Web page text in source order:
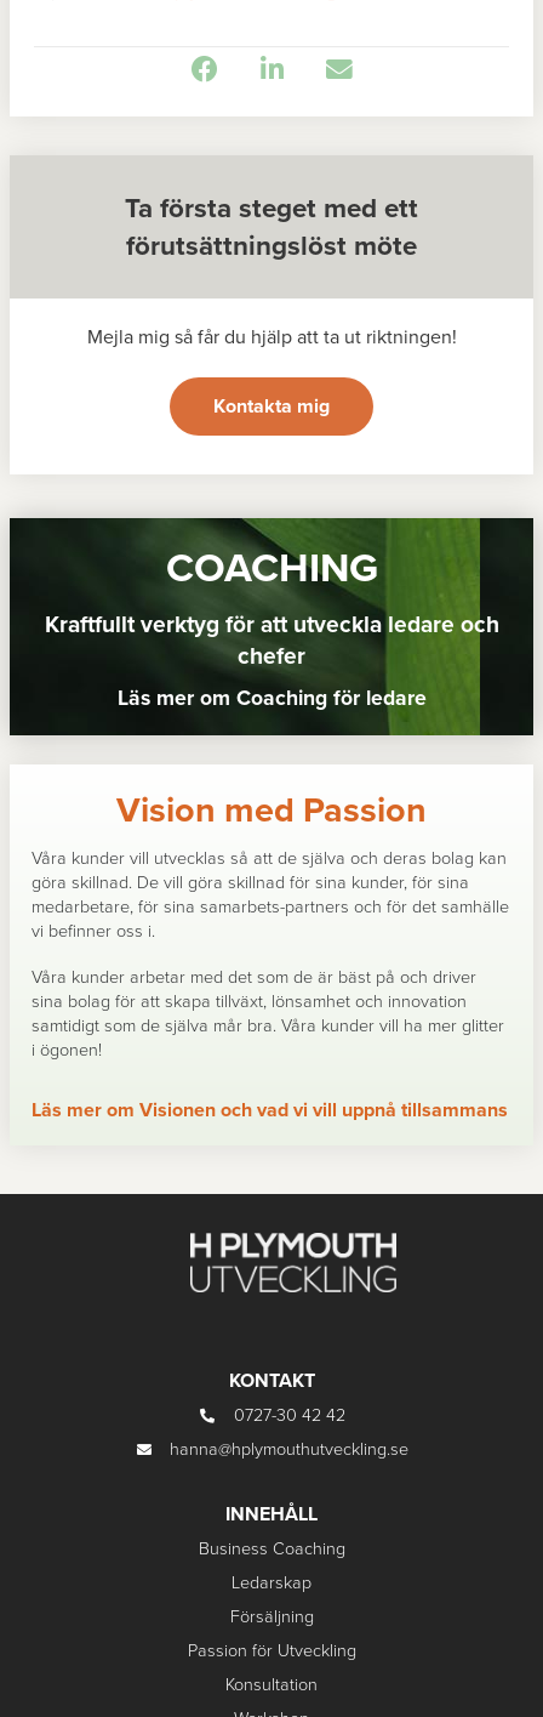
Ta första steget med ett
förutsättningslöst möte
Mejla mig så får du hjälp att ta ut riktningen!
Kontakta mig
COACHING
Kraftfullt verktyg för att utveckla ledare och
chefer
Läs mer om Coaching för ledare
Vision med Passion
Våra kunder vill utvecklas så att de själva och deras bolag kan
göra skillnad. De vill göra skillnad för sina kunder, för sina
medarbetare, för sina samarbets-partners och för det samhälle
vi befinner oss i.
Våra kunder arbetar med det som de är bäst på och driver
sina bolag för att skapa tillväxt, lönsamhet och innovation
samtidigt som de själva mår bra. Våra kunder vill ha mer glitter
i ögonen!
Läs mer om Visionen och vad vi vill uppnå tillsammans
KONTAKT
0727-30 42 42
hanna@hplymouthutveckling.se
INNEHÅLL
Business Coaching
Ledarskap
Försäljning
Passion för Utveckling
Konsultation